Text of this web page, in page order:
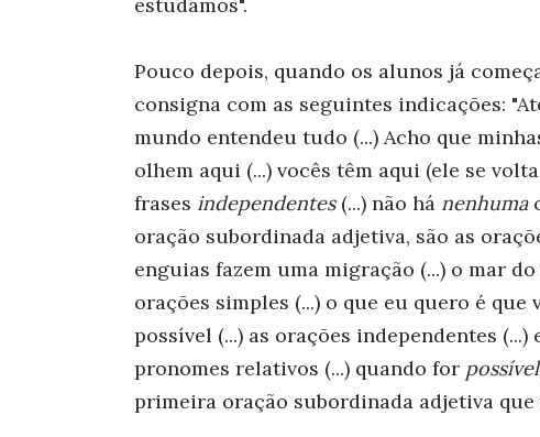
Pouco depois, quando os alunos já
consigna com as seguintes indicações:
mundo entendeu tudo (...) Acho que
olhem aqui (...) vocês têm aqui (ele se
frases independentes (...) não há nenhuma
oração subordinada adjetiva, são as
enguias fazem uma migração (...) o mar
orações simples (...) o que eu quero é que
possível (...) as orações independentes
pronomes relativos (...) quando for possível
primeira oração subordinada adjetiva que